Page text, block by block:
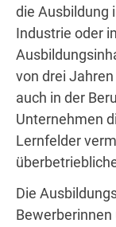
die Ausbildung
Industrie oder
von drei
auch in der
Unternehmen
Lernfelder
Die